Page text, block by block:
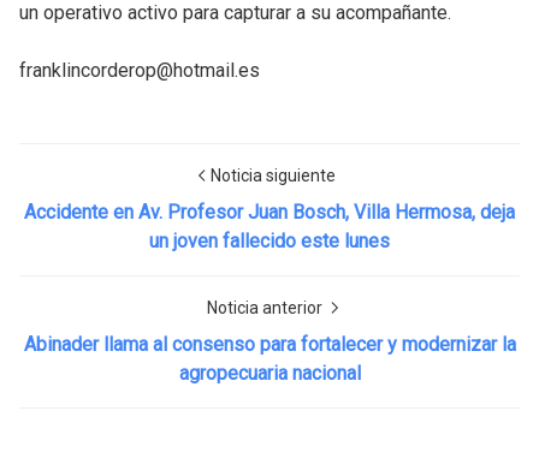
un operativo activo para capturar a su acompañante.
franklincorderop@hotmail.es
Noticia siguiente
Accidente en Av. Profesor Juan Bosch, Villa Hermosa, deja
un joven fallecido este lunes
Noticia anterior
Abinader llama al consenso para fortalecer y modernizar la
agropecuaria nacional